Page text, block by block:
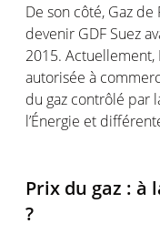
De son côté, Gaz
devenir GDF Suez
2015. Actuellement,
autorisée à
du gaz contrôlé par
l’Énergie et
Prix du gaz : à
?